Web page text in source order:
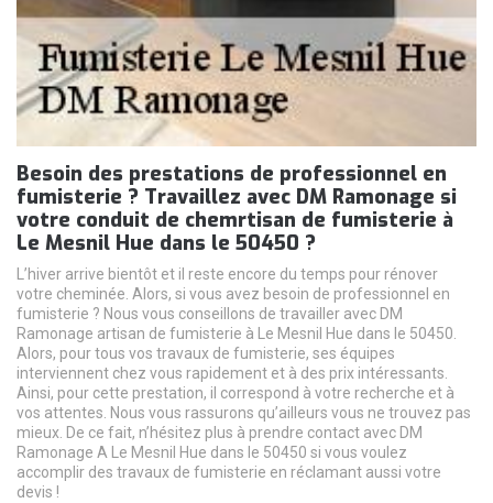
Besoin des prestations de professionnel en
fumisterie ? Travaillez avec DM Ramonage si
votre conduit de chemrtisan de fumisterie à
Le Mesnil Hue dans le 50450 ?
L’hiver arrive bientôt et il reste encore du temps pour rénover
votre cheminée. Alors, si vous avez besoin de professionnel en
fumisterie ? Nous vous conseillons de travailler avec DM
Ramonage artisan de fumisterie à Le Mesnil Hue dans le 50450.
Alors, pour tous vos travaux de fumisterie, ses équipes
interviennent chez vous rapidement et à des prix intéressants.
Ainsi, pour cette prestation, il correspond à votre recherche et à
vos attentes. Nous vous rassurons qu’ailleurs vous ne trouvez pas
mieux. De ce fait, n’hésitez plus à prendre contact avec DM
Ramonage A Le Mesnil Hue dans le 50450 si vous voulez
accomplir des travaux de fumisterie en réclamant aussi votre
devis !